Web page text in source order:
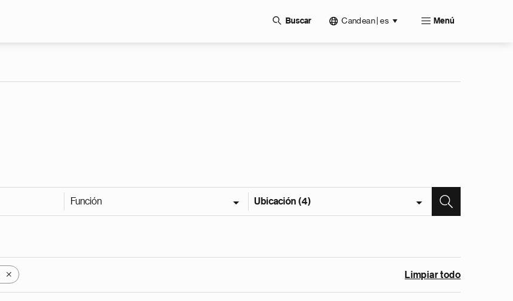
Buscar Candean | es Menú
Función Ubicación (4)
X Limpiar todo